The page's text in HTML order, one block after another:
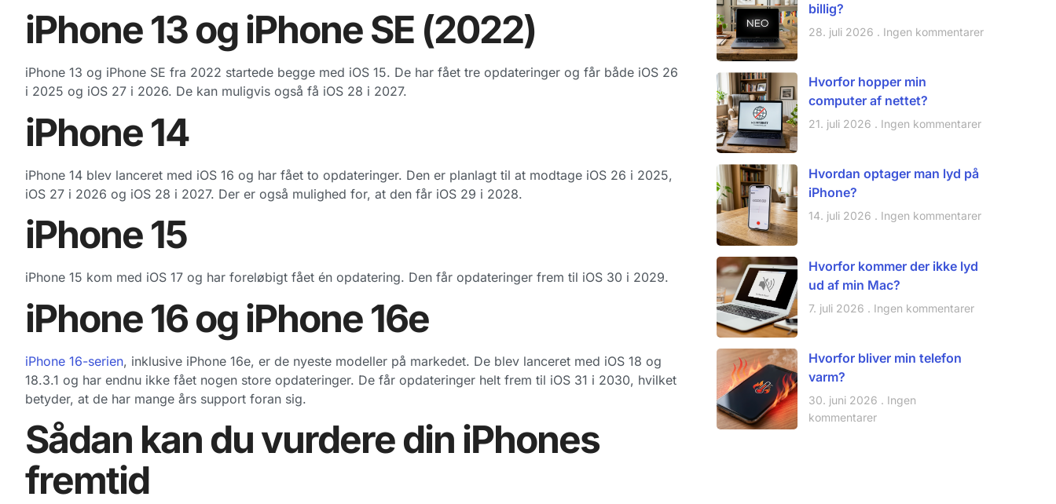
iPhone 13 og iPhone SE (2022)
iPhone 13 og iPhone SE fra 2022 startede begge med iOS 15. De har fået tre opdateringer og får både iOS 26
i 2025 og iOS 27 i 2026. De kan muligvis også få iOS 28 i 2027.
iPhone 14
iPhone 14 blev lanceret med iOS 16 og har fået to opdateringer. Den er planlagt til at modtage iOS 26 i 2025,
iOS 27 i 2026 og iOS 28 i 2027. Der er også mulighed for, at den får iOS 29 i 2028.
iPhone 15
iPhone 15 kom med iOS 17 og har foreløbigt fået én opdatering. Den får opdateringer frem til iOS 30 i 2029.
iPhone 16 og iPhone 16e
iPhone 16-serien, inklusive iPhone 16e, er de nyeste modeller på markedet. De blev lanceret med iOS 18 og
18.3.1 og har endnu ikke fået nogen store opdateringer. De får opdateringer helt frem til iOS 31 i 2030, hvilket
betyder, at de har mange års support foran sig.
Sådan kan du vurdere din iPhones
fremtid
billig?
28. juli 2026 Ingen kommentarer
Hvorfor hopper min
computer af nettet?
21. juli 2026 Ingen kommentarer
Hvordan optager man lyd på
iPhone?
14. juli 2026 Ingen kommentarer
Hvorfor kommer der ikke lyd
ud af min Mac?
7. juli 2026 Ingen kommentarer
Hvorfor bliver min telefon
varm?
30. juni 2026
Ingen
kommentarer